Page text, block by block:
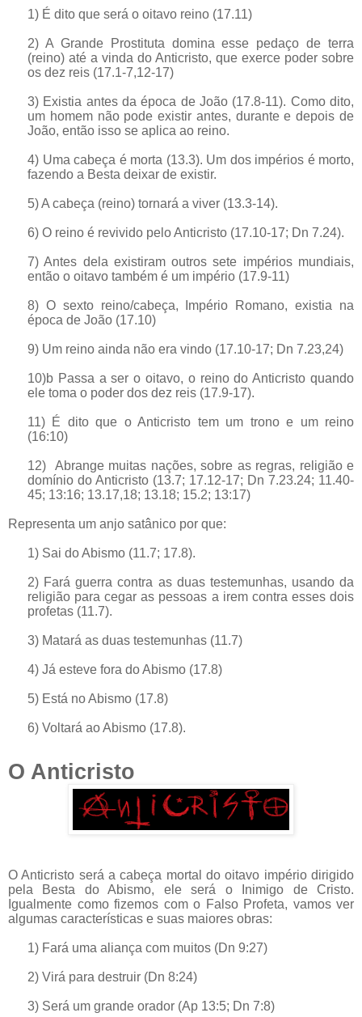
1) É dito que será o oitavo reino (17.11)
2) A Grande Prostituta domina esse pedaço de terra
(reino) até a vinda do Anticristo, que exerce poder sobre
os dez reis (17.1-7,12-17)
3) Existia antes da época de João (17.8-11). Como dito,
um homem não pode existir antes, durante e depois de
João, então isso se aplica ao reino.
4) Uma cabeça é morta (13.3). Um dos impérios é morto,
fazendo a Besta deixar de existir.
5) A cabeça (reino) tornará a viver (13.3-14).
6) O reino é revivido pelo Anticristo (17.10-17; Dn 7.24).
7) Antes dela existiram outros sete impérios mundiais,
então o oitavo também é um império (17.9-11)
8) O sexto reino/cabeça, Império Romano, existia na
época de João (17.10)
9) Um reino ainda não era vindo (17.10-17; Dn 7.23,24)
10)b Passa a ser o oitavo, o reino do Anticristo quando
ele toma o poder dos dez reis (17.9-17).
11) É dito que o Anticristo tem um trono e um reino
(16:10)
12) Abrange muitas nações, sobre as regras, religião e
domínio do Anticristo (13.7; 17.12-17; Dn 7.23.24; 11.40-
45; 13:16; 13.17,18; 13.18; 15.2; 13:17)
Representa um anjo satânico por que:
1) Sai do Abismo (11.7; 17.8).
2) Fará guerra contra as duas testemunhas, usando da
religião para cegar as pessoas a irem contra esses dois
profetas (11.7).
3) Matará as duas testemunhas (11.7)
4) Já esteve fora do Abismo (17.8)
5) Está no Abismo (17.8)
6) Voltará ao Abismo (17.8).
O Anticristo
O Anticristo será a cabeça mortal do oitavo império dirigido
pela Besta do Abismo, ele será o Inimigo de Cristo.
Igualmente como fizemos com o Falso Profeta, vamos ver
algumas características e suas maiores obras:
1) Fará uma aliança com muitos (Dn 9:27)
2) Virá para destruir (Dn 8:24)
3) Será um grande orador (Ap 13:5; Dn 7:8)